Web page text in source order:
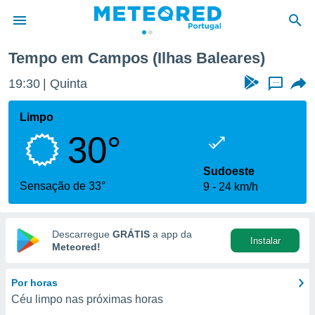
da
foi
fornecidas
a este
das
e
digital
Tempo em Campos (Ilhas Baleares)
19:30 Quinta ...
Limpo
30°
Sensação de 33°
Sudoeste
9
24 km/h
Descarregue GRÁTIS a app da
Meteored!
Instalar
Por horas
Céu limpo nas próximas horas